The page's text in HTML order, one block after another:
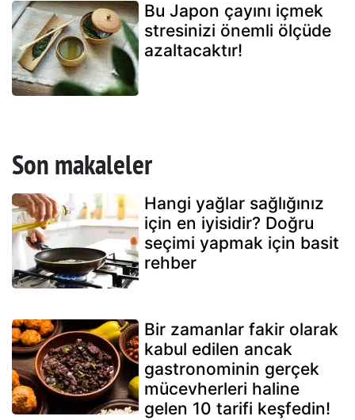
Bu Japon çayını içmek
stresinizi önemli ölçüde
azaltacaktır!
Son makaleler
Hangi yağlar sağlığınız
için en iyisidir? Doğru
seçimi yapmak için basit
rehber
Bir zamanlar fakir olarak
kabul edilen ancak
gastronominin gerçek
mücevherleri haline
gelen 10 tarifi keşfedin!